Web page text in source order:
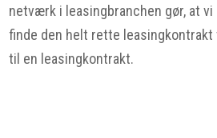
netværk i leasingbranchen gør, at
finde den helt rette
til en leasingkontrakt.